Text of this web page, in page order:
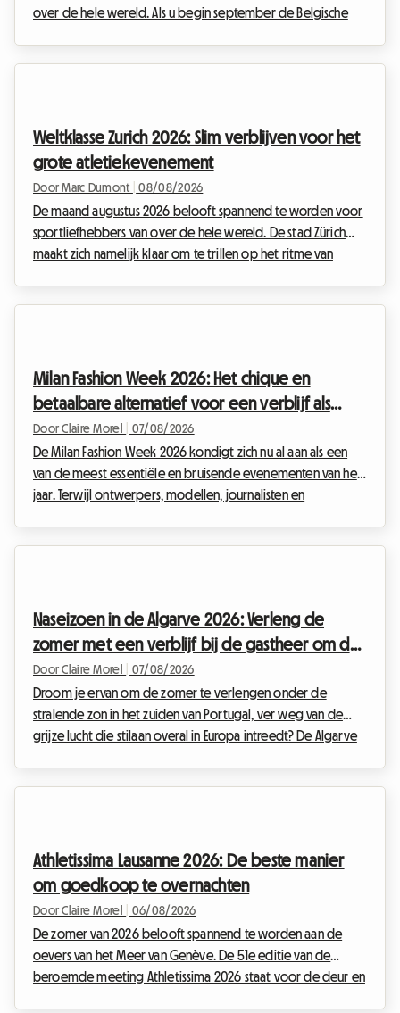
over de hele wereld. Als u begin september de Belgische
prijzen schieten de lucht in. Daarom bieden wij u een har...
Weltklasse Zurich 2026: Slim verblijven voor het
grote atletiekevenement
Door Marc Dumont 08/08/2026
De maand augustus 2026 belooft spannend te worden voor
sportliefhebbers van over de hele wereld. De stad Zürich
maakt zich namelijk klaar om te trillen op het ritme van
de baan gegarandeerd is, kan de organisatie van het ver...
Milan Fashion Week 2026: Het chique en
betaalbare alternatief voor een verblijf als
kamer bij de gastheer
Door Claire Morel 07/08/2026
De Milan Fashion Week 2026 kondigt zich nu al aan als een
van de meest essentiële en bruisende evenementen van het
jaar. Terwijl ontwerpers, modellen, journalisten en
periodes. Hotels zitten maanden van tevoren volgeboek...
Naseizoen in de Algarve 2026: Verleng de
zomer met een verblijf bij de gastheer om de
hoge prijzen te vermijden
Door Claire Morel 07/08/2026
Droom je ervan om de zomer te verlengen onder de
stralende zon in het zuiden van Portugal, ver weg van de
grijze lucht die stilaan overal in Europa intreedt? De Algarve
te ontdekken. Er staat echter vaak een groot ob...
Athletissima Lausanne 2026: De beste manier
om goedkoop te overnachten
Door Claire Morel 06/08/2026
De zomer van 2026 belooft spannend te worden aan de
oevers van het Meer van Genève. De 51e editie van de
beroemde meeting Athletissima 2026 staat voor de deur en